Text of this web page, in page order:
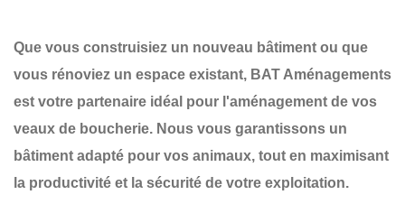
Que vous construisiez un nouveau bâtiment ou que
vous rénoviez un espace existant, BAT Aménagements
est votre partenaire idéal pour l'aménagement de vos
veaux de boucherie. Nous vous garantissons un
bâtiment adapté pour vos animaux, tout en maximisant
la productivité et la sécurité de votre exploitation.